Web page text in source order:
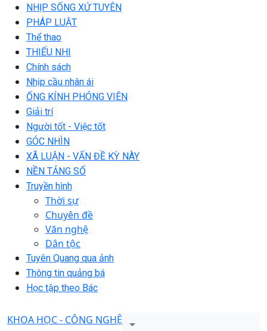
NHỊP SỐNG XỨ TUYÊN
PHÁP LUẬT
Thể thao
THIẾU NHI
Chính sách
Nhịp cầu nhân ái
ỐNG KÍNH PHÓNG VIÊN
Giải trí
Người tốt - Việc tốt
GÓC NHÌN
XÃ LUẬN - VẤN ĐỀ KỲ NÀY
NỀN TẢNG SỐ
Truyền hình
Thời sự
Chuyên đề
Văn nghệ
Dân tộc
Tuyên Quang qua ảnh
Thông tin quảng bá
Học tập theo Bác
KHOA HỌC - CÔNG NGHỆ